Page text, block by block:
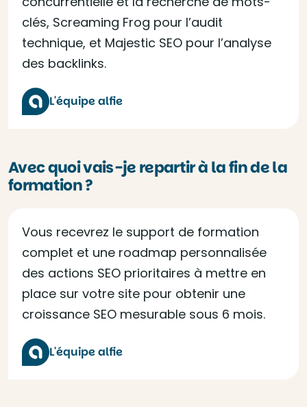
clés, Screaming Frog pour l’audit
technique, et Majestic SEO pour l’analyse
des backlinks.
L'équipe alfie
Avec quoi vais-je repartir à la fin de la
formation ?
Vous recevrez le support de formation
complet et une roadmap personnalisée
des actions SEO prioritaires à mettre en
place sur votre site pour obtenir une
croissance SEO mesurable sous 6 mois.
L'équipe alfie